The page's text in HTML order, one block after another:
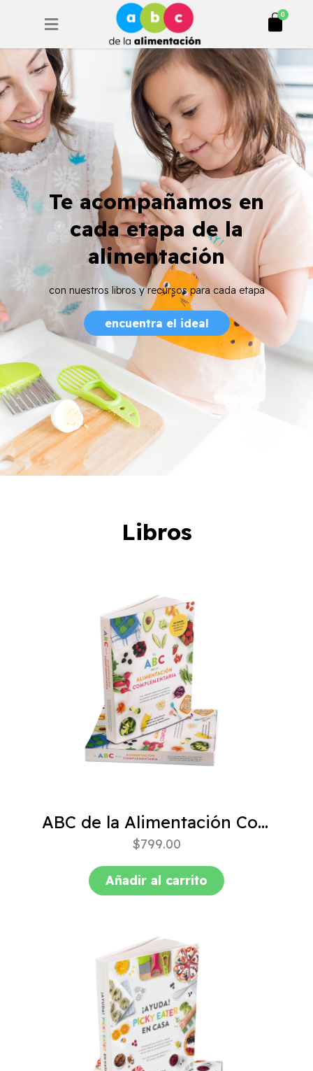
0
Cart
Te acompañamos en
cada etapa de la
alimentación
con nuestros libros y recursos para cada etapa
encuentra el ideal
Libros
ABC de la Alimentación Complementaria 4ta edición
$799.00
Añadir al carrito